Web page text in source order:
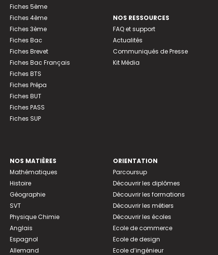
Fiches 5ème
Fiches 4ème
Fiches 3ème
Fiches Bac
Fiches Brevet
Fiches Bac Français
Fiches BTS
Fiches Prépa
Fiches BUT
Fiches PASS
Fiches SUP
NOS RESSOURCES
FAQ et support
Actualités
Communiqués de Presse
Kit Média
NOS MATIÈRES
Mathématiques
Histoire
Géographie
SVT
Physique Chimie
Anglais
Espagnol
Allemand
ORIENTATION
Parcoursup
Découvrir les diplômes
Découvrir les formations
Découvrir les métiers
Découvrir les écoles
Ecole de commerce
Ecole de design
Ecole d’ingénieur